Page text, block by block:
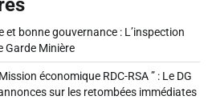
et bonne gouvernance : L’inspection
Garde Minière
économique RDC-RSA ” : Le DG
sur les retombées immédiates